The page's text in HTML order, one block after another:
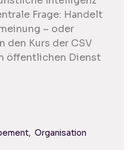
Frage: Handelt
– oder
Kurs der CSV
öffentlichen Dienst
Organisation